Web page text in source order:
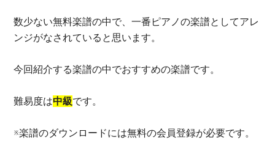
数少ない無料楽譜の中で、一番ピアノの楽譜としてアレ
ンジがなされていると思います。
今回紹介する楽譜の中でおすすめの楽譜です。
難易度は中級です。
※楽譜のダウンロードには無料の会員登録が必要です。